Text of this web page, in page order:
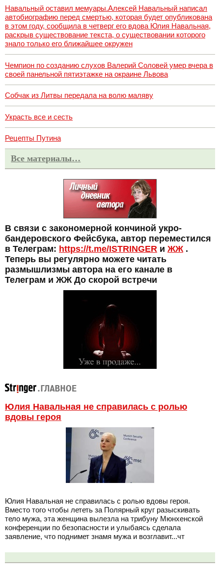
Навальный оставил мемуары.Алексей Навальный написал
автобиографию перед смертью, которая будет опубликована
в этом году, сообщила в четверг его вдова Юлия Навальная,
раскрыв существование текста, о существовании которого
знало только его ближайшее окружен
Чемпион по созданию слухов Валерий Соловей умер вчера в
своей панельной пятиэтажке на окраине Львова
Собчак из Литвы передала на волю маляву
Украсть все и сесть
Рецепты Путина
Все материалы…
В связи с закономерной кончиной укро-
бандеровского Фейсбука, автор переместился
в Телеграм: https://t.me/ISTRINGER и ЖЖ.
Теперь вы регулярно можете читать
размышлизмы автора на его канале в
Телеграм и ЖЖ До скорой встречи
Юлия Навальная не справилась с ролью
вдовы героя
Юлия Навальная не справилась с ролью вдовы героя.
Вместо того чтобы лететь за Полярный круг разыскивать
тело мужа, эта женщина вылезла на трибуну Мюнхенской
конференции по безопасности и улыбаясь сделала
заявление, что поднимет знамя мужа и возглавит...чт